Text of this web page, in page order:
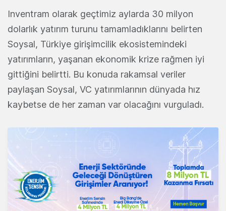
Inventram olarak geçtimiz aylarda 30 milyon
dolarlık yatırım turunu tamamladıklarını belirten
Soysal, Türkiye girişimcilik ekosistemindeki
yatırımların, yaşanan ekonomik krize rağmen iyi
gittiğini belirtti. Bu konuda rakamsal veriler
paylaşan Soysal, VC yatırımlarının dünyada hız
kaybetse de her zaman var olacağını vurguladı.